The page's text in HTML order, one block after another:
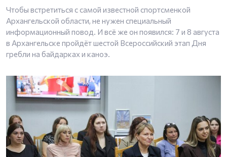
Чтобы встретиться с самой известной спортсменкой
Архангельской области, не нужен специальный
информационный повод. И всё же он появился: 7 и 8 августа
в Архангельске пройдёт шестой Всероссийский этап Дня
гребли на байдарках и каноэ.